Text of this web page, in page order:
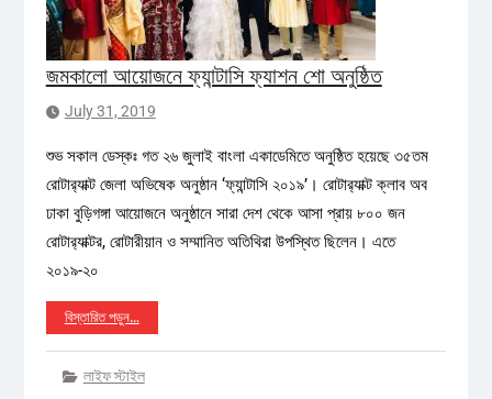
জমকালো আয়োজনে ফ্যান্টাসি ফ্যাশন শো অনুষ্ঠিত
July 31, 2019
শুভ সকাল ডেস্কঃ গত ২৬ জুলাই বাংলা একাডেমিতে অনুষ্ঠিত হয়েছে ৩৫তম
রোটার‌্যাক্ট জেলা অভিষেক অনুষ্ঠান ‘ফ্যান্টাসি ২০১৯’। রোটার‌্যাক্ট ক্লাব অব
ঢাকা বুড়িগঙ্গা আয়োজনে অনুষ্ঠানে সারা দেশ থেকে আসা প্রায় ৮০০ জন
রোটার‌্যাক্টর, রোটারীয়ান ও সম্মানিত অতিথিরা উপস্থিত ছিলেন। এতে
২০১৯-২০
বিস্তারিত পড়ুন…
লাইফ স্টাইল